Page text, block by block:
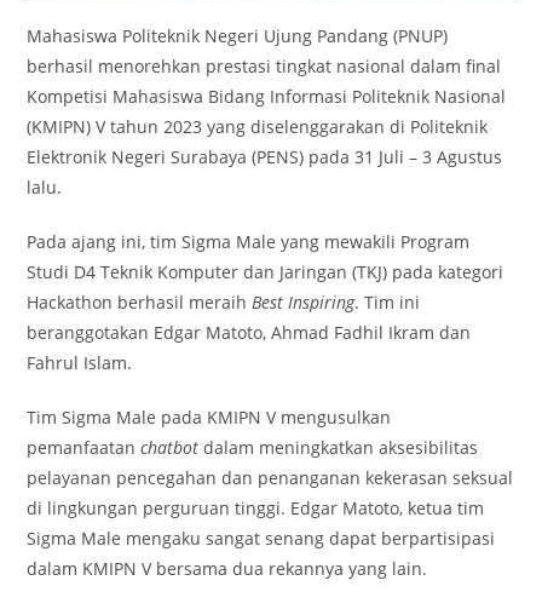
Mahasiswa Politeknik Negeri Ujung Pandang (PNUP)
berhasil menorehkan prestasi tingkat nasional dalam final
Kompetisi Mahasiswa Bidang Informasi Politeknik Nasional
(KMIPN) V tahun 2023 yang diselenggarakan di Politeknik
Elektronik Negeri Surabaya (PENS) pada 31 Juli – 3 Agustus
lalu.
Pada ajang ini, tim Sigma Male yang mewakili Program
Studi D4 Teknik Komputer dan Jaringan (TKJ) pada kategori
Hackathon berhasil meraih Best Inspiring. Tim ini
beranggotakan Edgar Matoto, Ahmad Fadhil Ikram dan
Fahrul Islam.
Tim Sigma Male pada KMIPN V mengusulkan
pemanfaatanchatbot dalam meningkatkan aksesibilitas
pelayanan pencegahan dan penanganan kekerasan seksual
di lingkungan perguruan tinggi. Edgar Matoto, ketua tim
Sigma Male mengaku sangat senang dapat berpartisipasi
dalam KMIPN V bersama dua rekannya yang lain.